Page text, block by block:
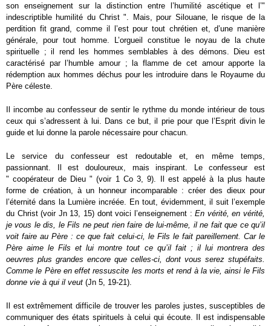
son enseignement sur la distinction entre l’humilité ascétique et l’"
indescriptible humilité du Christ ". Mais, pour Silouane, le risque de la
perdition fit grand, comme il l’est pour tout chrétien et, d’une manière
générale, pour tout homme. L’orgueil constitue le noyau de la chute
spirituelle ; il rend les hommes semblables à des démons. Dieu est
caractérisé par l’humble amour ; la flamme de cet amour apporte la
rédemption aux hommes déchus pour les introduire dans le Royaume du
Père céleste.
Il incombe au confesseur de sentir le rythme du monde intérieur de tous
ceux qui s’adressent à lui. Dans ce but, il prie pour que l’Esprit divin le
guide et lui donne la parole nécessaire pour chacun.
Le service du confesseur est redoutable et, en même temps,
passionnant. Il est douloureux, mais inspirant. Le confesseur est
" coopérateur de Dieu " (voir 1 Co 3, 9). Il est appelé à la plus haute
forme de création, à un honneur incomparable : créer des dieux pour
l’éternité dans la Lumière incréée. En tout, évidemment, il suit l’exemple
du Christ (voir Jn 13, 15) dont voici l’enseignement :En vérité, en vérité,
je vous le dis, le Fils ne peut rien faire de lui-même, il ne fait que ce qu’il
voit faire au Père : ce que fait celui-ci, le Fils le fait pareillement. Car le
Père aime le Fils et lui montre tout ce qu’il fait ; il lui montrera des
oeuvres plus grandes encore que celles-ci, dont vous serez stupéfaits.
Comme le Père en effet ressuscite les morts et rend à la vie, ainsi le Fils
donne vie à qui il veut (Jn 5, 19-21).
Il est extrêmement difficile de trouver les paroles justes, susceptibles de
communiquer des états spirituels à celui qui écoute. Il est indispensable